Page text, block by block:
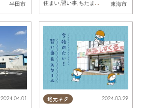
半田市 東海市
住まい,習い事,ちたまる広告 ,おひとりさま
2024.04.01 地元ネタ 2024.03.29